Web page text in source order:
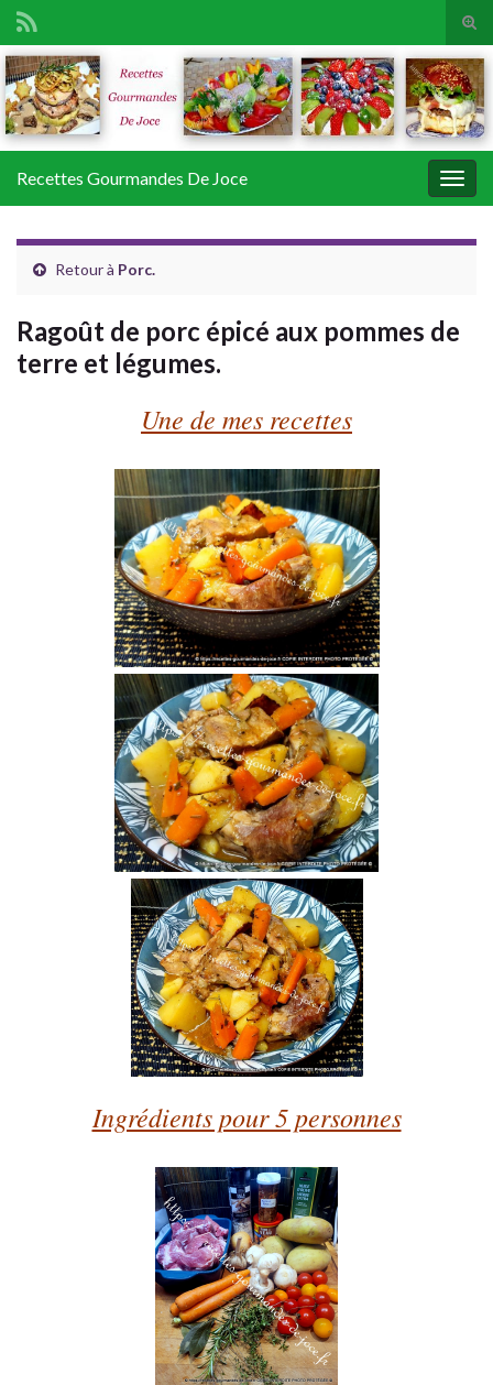
Search for:
Recettes Gourmandes De Joce
Retour à Porc.
Ragoût de porc épicé aux pommes de
terre et légumes.
Une de mes recettes
Ingrédients pour 5 personnes